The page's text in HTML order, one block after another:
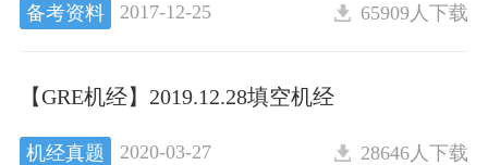
备考资料 2017-12-25 65909人下载
【GRE机经】2019.12.28填空机经
机经真题 2020-03-27 28646人下载